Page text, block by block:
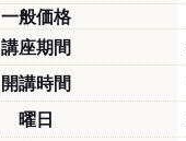
一般価格
講座期間
開講時間
曜日